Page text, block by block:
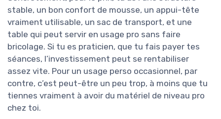
stable, un bon confort de mousse, un appui-tête
vraiment utilisable, un sac de transport, et une
table qui peut servir en usage pro sans faire
bricolage. Si tu es praticien, que tu fais payer tes
séances, l’investissement peut se rentabiliser
assez vite. Pour un usage perso occasionnel, par
contre, c’est peut-être un peu trop, à moins que tu
tiennes vraiment à avoir du matériel de niveau pro
chez toi.